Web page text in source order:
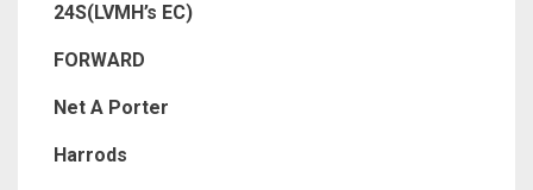
24S(LVMH’s EC)
FORWARD
Net A Porter
Harrods